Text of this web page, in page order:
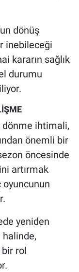
dönüş
inebileceği
kararın sağlık
durumu
dönme ihtimali,
önemli bir
öncesinde
artırmak
yeniden
halinde,
rol